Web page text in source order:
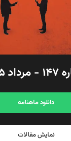
شفیعی، مانی لطفی زاده
ثابت
برید‌
محمد‌ کاظمی‌نیا
۱۴۰۵
دانلود ماهنامه
نمایش مقالات